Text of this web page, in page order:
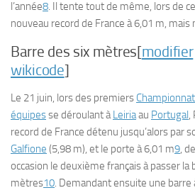
l’année8. Il tente tout de même, lors de
nouveau record de France à 6,01 m, mais
Barre des six mètres[modifier
wikicode]
Le 21 juin, lors des premiers
équipesse déroulant àLeiriaau Portugal,
record de France détenu jusqu’alors par
Galfione (5,98 m), et le porte à 6,01 m9,
occasion le deuxième français à passer
mètres10. Demandant ensuite une barre